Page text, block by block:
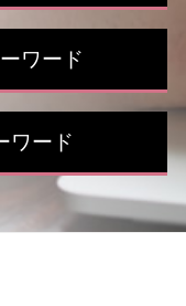
ワード
ワード